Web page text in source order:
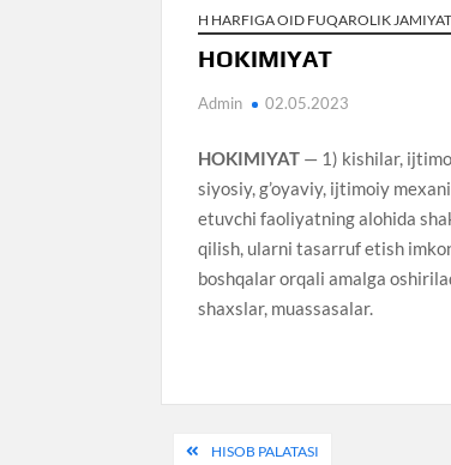
H HARFIGA OID FUQAROLIK
HOKIMIYAT
Admin 02.05.2023
HOKIMIYAT — 1) kishilar,
siyosiy, g’oyaviy, ijtimoiy
etuvchi faoliyatning alohida
qilish, ularni tasarruf etish
boshqalar orqali amalga
shaxslar, muassasalar.
PostHISOB PALATASI